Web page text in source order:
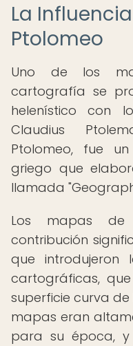
La
Ptolomeo
Uno de los
cartografía se
helenístico con
Claudius
Ptolomeo, fue
griego que
llamada
Los mapas de
contribución
que introdujeron
cartográficas,
superficie curva de
mapas eran
para su época, y